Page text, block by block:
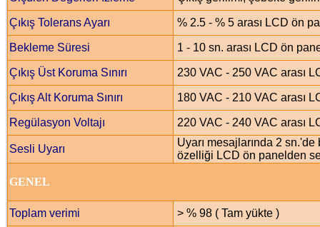
Çıkış Tolerans Ayarı % 2.5 - % 5 arası LCD ön
Bekleme Süresi 1 - 10 sn. arası LCD ön
Çıkış Üst Koruma Sınırı 230 VAC - 250 VAC arası
Çıkış Alt Koruma Sınırı 180 VAC - 210 VAC arası
Regülasyon Voltajı 220 VAC - 240 VAC arası
Sesli Uyarı
Uyarı mesajlarında 2 sn.'de
özelliği LCD ön panelden
GENEL
Toplam verimi > % 98 ( Tam yükte )